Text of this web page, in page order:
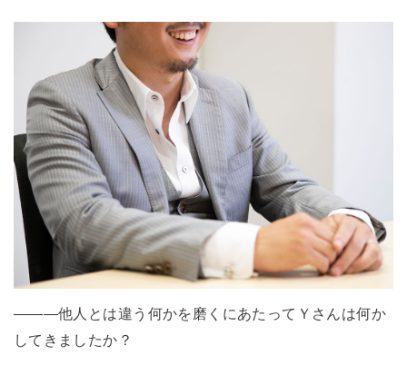
―――他人とは違う何かを磨くにあたってＹさんは何か
してきましたか？